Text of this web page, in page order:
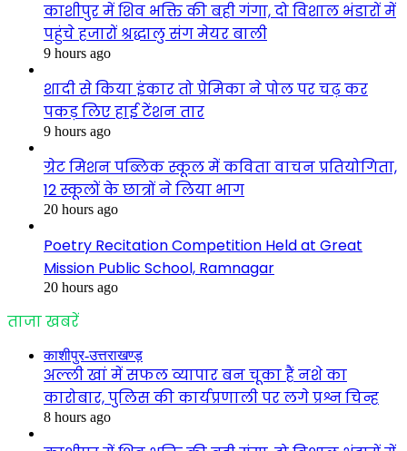
काशीपुर में शिव भक्ति की बही गंगा, दो विशाल भंडारों में
पहुंचे हजारों श्रद्धालु संग मेयर बाली
9 hours ago
शादी से किया इंकार तो प्रेमिका ने पोल पर चढ़ कर
पकड़ लिए हाई टेंशन तार
9 hours ago
ग्रेट मिशन पब्लिक स्कूल में कविता वाचन प्रतियोगिता,
12 स्कूलों के छात्रों ने लिया भाग
20 hours ago
Poetry Recitation Competition Held at Great
Mission Public School, Ramnagar
20 hours ago
ताजा खबरें
काशीपुर-उत्तराखण्ड़
अल्ली खां में सफल व्यापार बन चूका हैं नशे का
कारोबार, पुलिस की कार्यप्रणाली पर लगे प्रश्न चिन्ह
8 hours ago